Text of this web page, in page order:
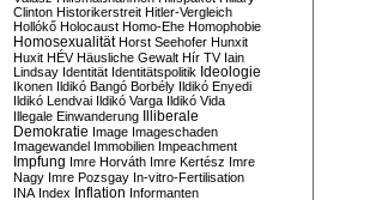
Clinton Historikerstreit Hitler-Vergleich
Hollókő Holocaust Homo-Ehe Homophobie
Homosexualität Horst Seehofer Hunxit
Huxit HÉV Häusliche Gewalt Hír TV Iain
Lindsay Identität Identitätspolitik Ideologie
Ikonen Ildikó Bangó Borbély Ildikó Enyedi
Ildikó Lendvai Ildikó Varga Ildikó Vida
Illegale Einwanderung Illiberale
Demokratie Image Imageschaden
Imagewandel Immobilien Impeachment
Impfung Imre Horváth Imre Kertész Imre
Nagy Imre Pozsgay In-vitro-Fertilisation
INA Index Inflation Informanten